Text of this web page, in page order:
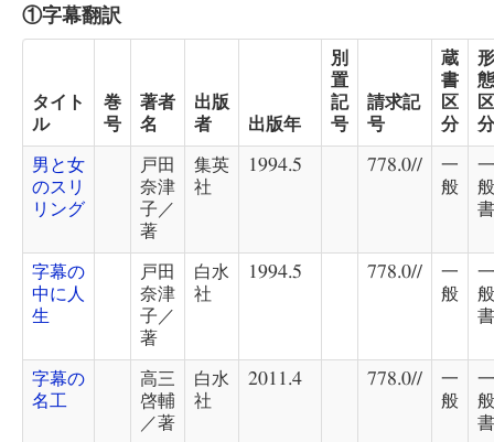
①字幕翻訳
タイト
ル
巻
号
著者
名
出版
者
出版年
別
置
記
号
請求記
号
蔵
書
区
分
形
態
区
分
男と女
のスリ
リング
戸田
奈津
子／
著
集英
社
1994.5 778.0//
一
般
一
般
書
字幕の
中に人
生
戸田
奈津
子／
著
白水
社
1994.5 778.0//
一
般
一
般
書
字幕の
名工
高三
啓輔
／著
白水
社
2011.4 778.0//
一
般
一
般
書